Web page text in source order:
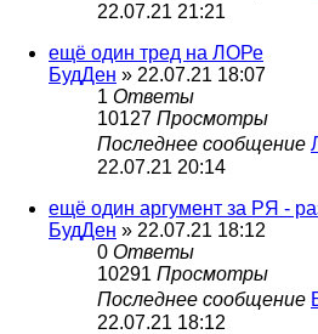
22.07.21 21:21
ещё один тред на ЛОРе
БудДен » 22.07.21 18:07
1 Ответы
10127 Просмотры
Последнее сообщение
22.07.21 20:14
ещё один аргумент за РЯ -
БудДен » 22.07.21 18:12
0 Ответы
10291 Просмотры
Последнее сообщение
22.07.21 18:12